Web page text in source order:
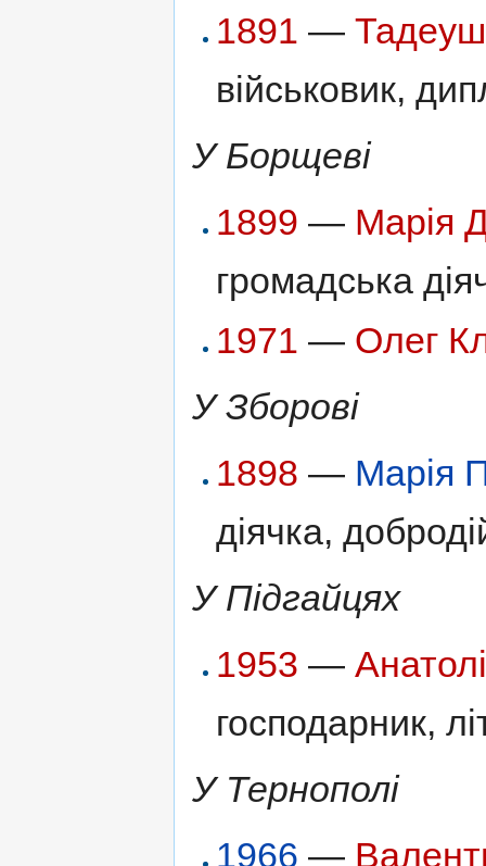
1891 —
військовик,
У Борщеві
1899 — Марія
громадська
1971 — Олег
У Зборові
1898 — Марія
діячка,
У Підгайцях
1953 —
господарник,
У Тернополі
1966 —